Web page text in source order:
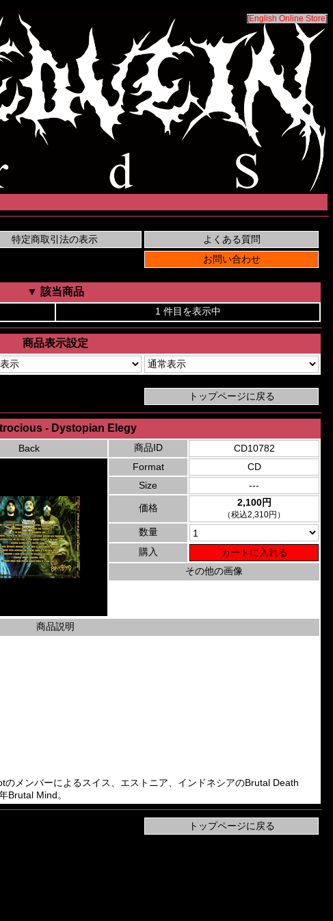
[English Online Store]
▼ 該当商品
1 件目を表示中
商品表示設定
- Dystopian Elegy
Back 商品ID
CD10782
Format
CD
Size
---
価格 2,100円
（税込2,310円）
数量
購入
その他の画像
商品説明
メンバーによるスイス、エストニア、インドネシアのBrutal Death
Brutal Mind。